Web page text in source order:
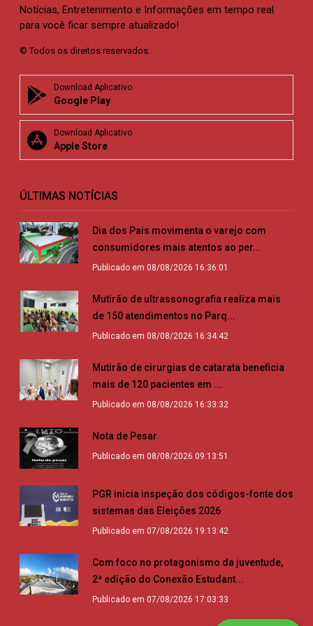
Notícias, Entretenimento e Informações em tempo real
para você ficar sempre atualizado!
© Todos os direitos reservados.
Download Aplicativo
Google Play
Download Aplicativo
Apple Store
ÚLTIMAS NOTÍCIAS
Dia dos Pais movimenta o varejo com
consumidores mais atentos ao per...
Publicado em 08/08/2026 16:36:01
Mutirão de ultrassonografia realiza mais
de 150 atendimentos no Parq...
Publicado em 08/08/2026 16:34:42
Mutirão de cirurgias de catarata beneficia
mais de 120 pacientes em ...
Publicado em 08/08/2026 16:33:32
Nota de Pesar
Publicado em 08/08/2026 09:13:51
PGR inicia inspeção dos códigos-fonte dos
sistemas das Eleições 2026
Publicado em 07/08/2026 19:13:42
Com foco no protagonismo da juventude,
2ª edição do Conexão Estudant...
Publicado em 07/08/2026 17:03:33